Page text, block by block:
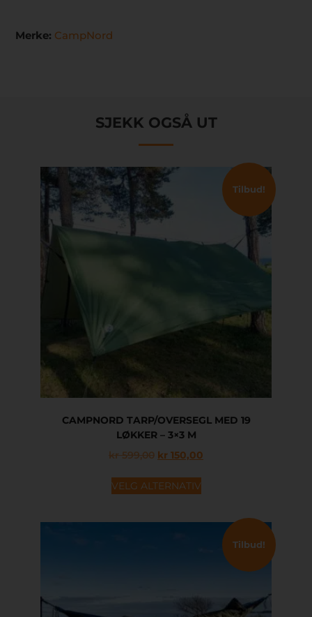
Merke: CampNord
SJEKK OGSÅ UT
Tilbud!
CAMPNORD TARP/OVERSEGL MED 19
LØKKER – 3×3 M
kr599,00 kr 150,00
VELG ALTERNATIV
Tilbud!